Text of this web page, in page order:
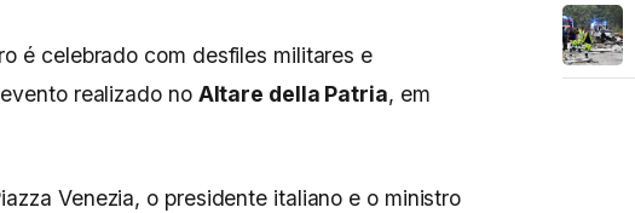
é celebrado com desfiles militares e
realizado no Altare della Patria, em
Venezia, o presidente italiano e o ministro